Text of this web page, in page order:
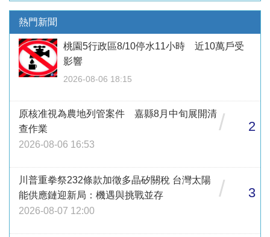
熱門新聞
桃園5行政區8/10停水11小時 近10萬戶受
影響
2026-08-06 18:15
原核准視為農地列管案件 嘉縣8月中旬展開清
查作業
2026-08-06 16:53
/ 2
川普重拳祭232條款加徵多晶矽關稅 台灣太陽
能供應鏈迎新局：機遇與挑戰並存
2026-08-07 12:00
/ 3